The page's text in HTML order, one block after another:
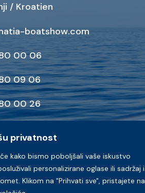
privatnost
kako bismo poboljšali vaše iskustvo
personalizirane oglase ili sadržaj i
Klikom na "Prihvati sve", pristajete na
/ Kroatien
boatshow.com
00 06
09 06
00 26